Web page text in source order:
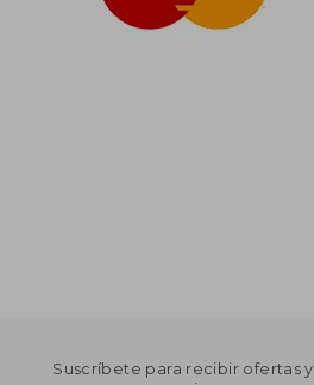
Suscríbete para recibir ofertas y